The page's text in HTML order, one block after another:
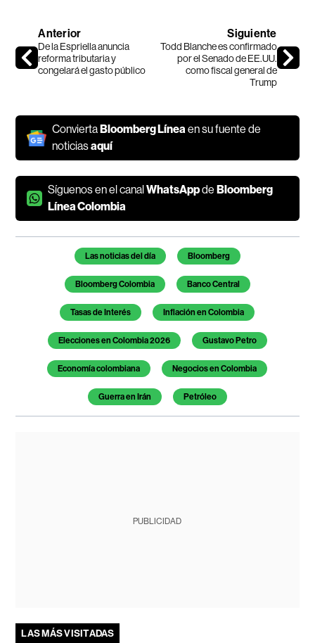
Anterior
De la Espriella anuncia
reforma tributaria y
congelará el gasto público
Siguiente
Todd Blanche es confirmado
por el Senado de EE.UU.
como fiscal general de
Trump
Convierta Bloomberg Líneaen su fuente de
noticiasaquí
Síguenos en el canalWhatsAppde Bloomberg
Línea Colombia
Temas de este artículo
Las noticias del día Bloomberg
Bloomberg Colombia Banco Central
Tasas de Interés Inflación en Colombia
Elecciones en Colombia 2026 Gustavo Petro
Economía colombiana Negocios en Colombia
Guerra en Irán Petróleo
PUBLICIDAD
LAS MÁS VISITADAS